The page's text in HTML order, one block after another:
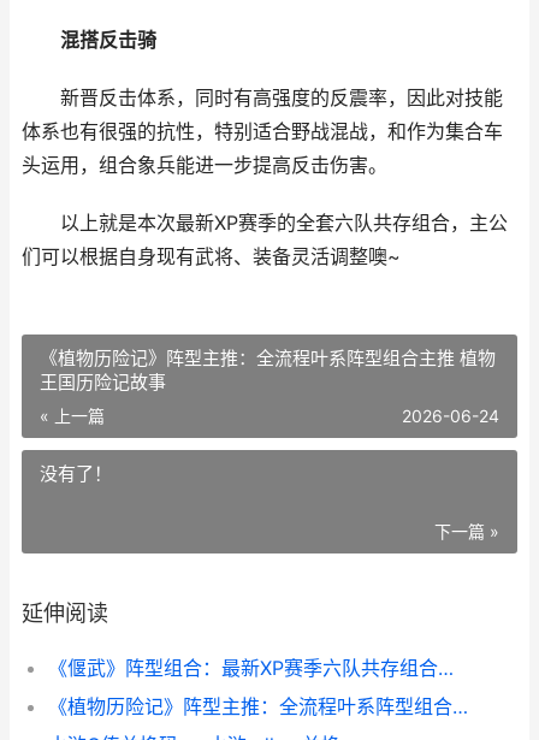
混搭反击骑
新晋反击体系，同时有高强度的反震率，因此对技能
体系也有很强的抗性，特别适合野战混战，和作为集合车
头运用，组合象兵能进一步提高反击伤害。
以上就是本次最新XP赛季的全套六队共存组合，主公
们可以根据自身现有武将、装备灵活调整噢~
《植物历险记》阵型主推：全流程叶系阵型组合主推 植物
王国历险记故事
« 上一篇 2026-06-24
没有了！
下一篇 »
延伸阅读
《偃武》阵型组合：最新XP赛季六队共存组合指导 偃武离人
《植物历险记》阵型主推：全流程叶系阵型组合主推 植物王国历险记故事